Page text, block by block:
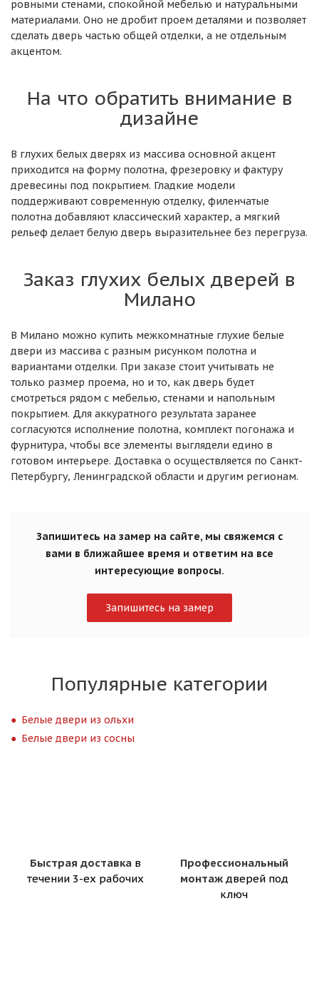
Быстрая доставкав
течении 3-ех рабочих
Профессиональный
монтаждверей под
ключ
ровными стенами, спокойной мебелью и натуральными
материалами. Оно не дробит проем деталями и позволяет
сделать дверь частью общей отделки, а не отдельным
акцентом.
На что обратить внимание в
дизайне
В глухих белых дверях из массива основной акцент
приходится на форму полотна, фрезеровку и фактуру
древесины под покрытием. Гладкие модели
поддерживают современную отделку, филенчатые
полотна добавляют классический характер, а мягкий
рельеф делает белую дверь выразительнее без перегруза.
Заказ глухих белых дверей в
Милано
В Милано можно купить межкомнатные глухие белые
двери из массива с разным рисунком полотна и
вариантами отделки. При заказе стоит учитывать не
только размер проема, но и то, как дверь будет
смотреться рядом с мебелью, стенами и напольным
покрытием. Для аккуратного результата заранее
согласуются исполнение полотна, комплект погонажа и
фурнитура, чтобы все элементы выглядели едино в
готовом интерьере. Доставка о осуществляется по Санкт-
Петербургу, Ленинградской области и другим регионам.
Запишитесь на замер на сайте, мы свяжемся с
вами в ближайшее время и ответим на все
интересующие вопросы.
Запишитесь на замер
Популярные категории
Белые двери из ольхи
Белые двери из сосны